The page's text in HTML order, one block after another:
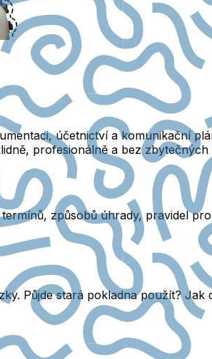
účetnictví a komunikační
profesionálně a bez zbytečných
způsobů úhrady, pravidel
Půjde stará pokladna použít? Jak